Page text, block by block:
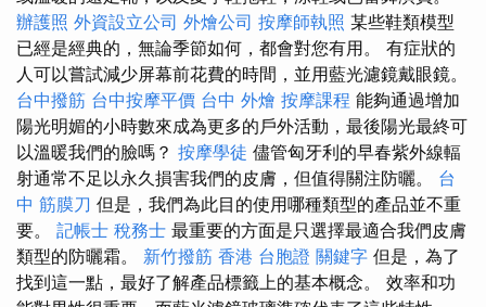
辦護照 外資設立公司 外燴公司 按摩師執照 某些鞋類模型
已經是經典的，無論季節如何，都會對您有用。 有症狀的
人可以嘗試減少屏幕前花費的時間，並用藍光濾鏡戴眼鏡。
台中撥筋 台中按摩平價 台中 外燴 按摩課程 能夠通過增加
陽光明媚的小時數來成為更多的戶外活動，最後陽光最終可
以溫暖我們的臉嗎？ 按摩學徒 儘管匈牙利的早春紫外線輻
射通常不足以永久損害我們的皮膚，但值得關注防曬。 台
中 筋膜刀 但是，我們為此目的使用哪種類型的產品並不重
要。 記帳士 稅務士 最重要的方面是只選擇最適合我們皮膚
類型的防曬霜。 新竹撥筋 香港 台胞證 關鍵字 但是，為了
找到這一點，最好了解產品標籤上的基本概念。 效率和功